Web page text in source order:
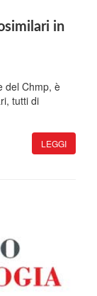
in
del Chmp, è
tutti di
LEGGI